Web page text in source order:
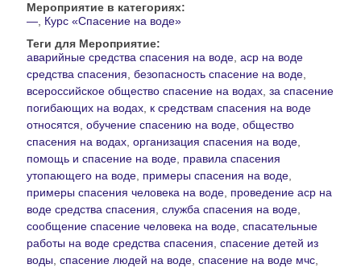
Мероприятие в категориях:
—, Курс «Спасение на воде»
Теги для Мероприятие:
аварийные средства спасения на воде,аср на воде
средства спасения,безопасность спасение на воде,
всероссийское общество спасение на водах,за спасение
погибающих на водах, к средствам спасения на воде
относятся,обучение спасению на воде,общество
спасения на водах,организация спасения на воде,
помощь и спасение на воде, правила спасения
утопающего на воде, примеры спасения на воде,
примеры спасения человека на воде, проведение аср на
воде средства спасения,служба спасения на воде,
сообщение спасение человека на воде,спасательные
работы на воде средства спасения,спасение детей из
воды,спасение людей на воде,спасение на воде мчс,